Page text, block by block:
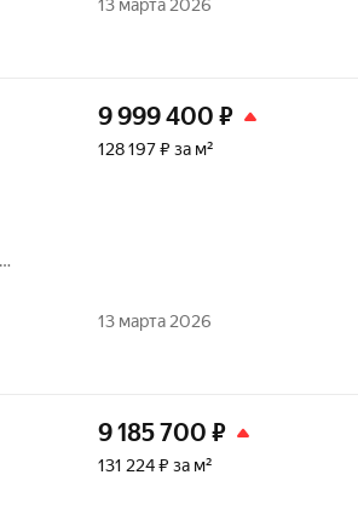
13 марта 2026
9 999 400 ₽
128 197 ₽ за м²
13 марта 2026
9 185 700 ₽
131 224 ₽ за м²